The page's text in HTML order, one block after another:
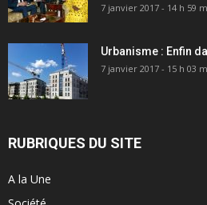
7 janvier 2017 - 14 h 59
Urbanisme : Enfin
7 janvier 2017 - 15 h 03
RUBRIQUES DU SITE
A la Une